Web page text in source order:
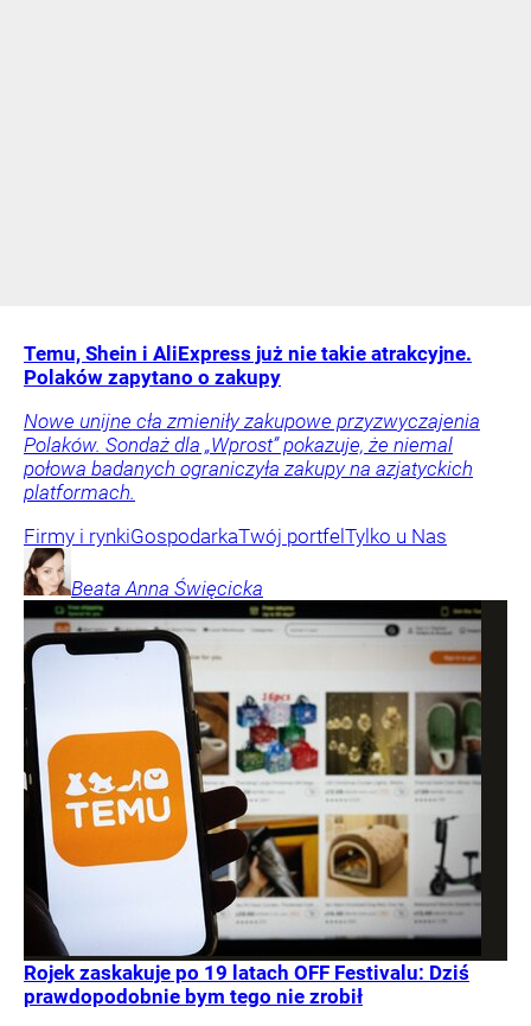
Temu, Shein i AliExpress już nie takie atrakcyjne.
Polaków zapytano o zakupy
Nowe unijne cła zmieniły zakupowe przyzwyczajenia
Polaków. Sondaż dla „Wprost” pokazuje, że niemal
połowa badanych ograniczyła zakupy na azjatyckich
platformach.
Firmy i rynkiGospodarkaTwój portfelTylko u Nas
Beata Anna Święcicka
Rojek zaskakuje po 19 latach OFF Festivalu: Dziś
prawdopodobnie bym tego nie zrobił